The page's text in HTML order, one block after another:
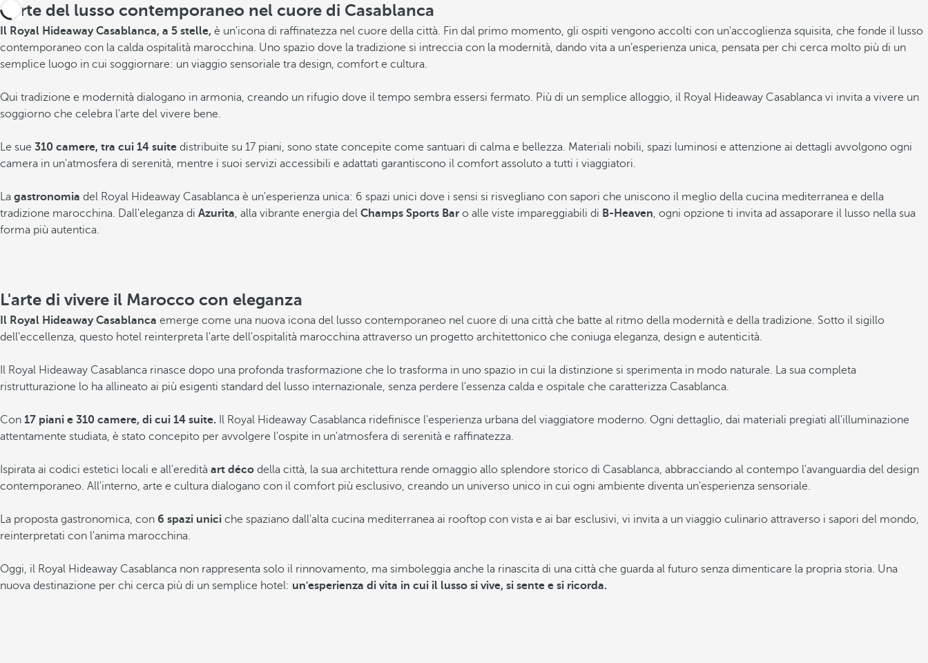
Condividere
Guarda tutte le foto e i video
L'arte del lusso contemporaneo nel cuore di Casablanca
Il Royal Hideaway Casablanca, a 5 stelle, è un'icona di raffinatezza nel cuore della città. Fin dal primo momento, gli ospiti vengono accolti con un'accoglienza squisita, che fonde il lusso
contemporaneo con la calda ospitalità marocchina. Uno spazio dove la tradizione si intreccia con la modernità, dando vita a un’esperienza unica, pensata per chi cerca molto più di un
semplice luogo in cui soggiornare: un viaggio sensoriale tra design, comfort e cultura.
Qui tradizione e modernità dialogano in armonia, creando un rifugio dove il tempo sembra essersi fermato. Più di un semplice alloggio, il Royal Hideaway Casablanca vi invita a vivere un
soggiorno che celebra l'arte del vivere bene.
Le sue 310 camere, tra cui 14 suite distribuite su 17 piani, sono state concepite come santuari di calma e bellezza. Materiali nobili, spazi luminosi e attenzione ai dettagli avvolgono ogni
camera in un'atmosfera di serenità, mentre i suoi servizi accessibili e adattati garantiscono il comfort assoluto a tutti i viaggiatori.
La gastronomia del Royal Hideaway Casablanca è un'esperienza unica: 6 spazi unici dove i sensi si risvegliano con sapori che uniscono il meglio della cucina mediterranea e della
tradizione marocchina. Dall'eleganza di Azurita, alla vibrante energia del Champs Sports Bar o alle viste impareggiabili di B-Heaven, ogni opzione ti invita ad assaporare il lusso nella sua
forma più autentica.
L'arte di vivere il Marocco con eleganza
Il Royal Hideaway Casablanca emerge come una nuova icona del lusso contemporaneo nel cuore di una città che batte al ritmo della modernità e della tradizione. Sotto il sigillo
dell'eccellenza, questo hotel reinterpreta l'arte dell'ospitalità marocchina attraverso un progetto architettonico che coniuga eleganza, design e autenticità.
Il Royal Hideaway Casablanca rinasce dopo una profonda trasformazione che lo trasforma in uno spazio in cui la distinzione si sperimenta in modo naturale. La sua completa
ristrutturazione lo ha allineato ai più esigenti standard del lusso internazionale, senza perdere l'essenza calda e ospitale che caratterizza Casablanca.
Con 17 piani e 310 camere, di cui 14 suite. Il Royal Hideaway Casablanca ridefinisce l'esperienza urbana del viaggiatore moderno. Ogni dettaglio, dai materiali pregiati all'illuminazione
attentamente studiata, è stato concepito per avvolgere l'ospite in un'atmosfera di serenità e raffinatezza.
Ispirata ai codici estetici locali e all'eredità art déco della città, la sua architettura rende omaggio allo splendore storico di Casablanca, abbracciando al contempo l'avanguardia del design
contemporaneo. All'interno, arte e cultura dialogano con il comfort più esclusivo, creando un universo unico in cui ogni ambiente diventa un'esperienza sensoriale.
La proposta gastronomica, con 6 spazi unici che spaziano dall'alta cucina mediterranea ai rooftop con vista e ai bar esclusivi, vi invita a un viaggio culinario attraverso i sapori del mondo,
reinterpretati con l'anima marocchina.
Oggi, il Royal Hideaway Casablanca non rappresenta solo il rinnovamento, ma simboleggia anche la rinascita di una città che guarda al futuro senza dimenticare la propria storia. Una
nuova destinazione per chi cerca più di un semplice hotel: un'esperienza di vita in cui il lusso si vive, si sente e si ricorda.